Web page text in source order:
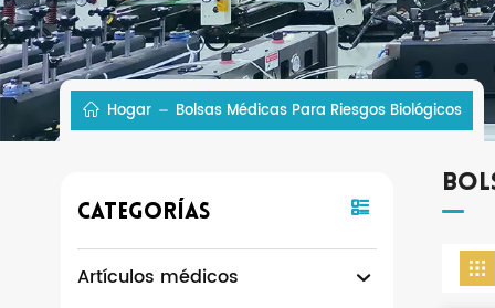
Hogar Bolsas Médicas Para Riesgos Biológicos
Categorías
Artículos médicos